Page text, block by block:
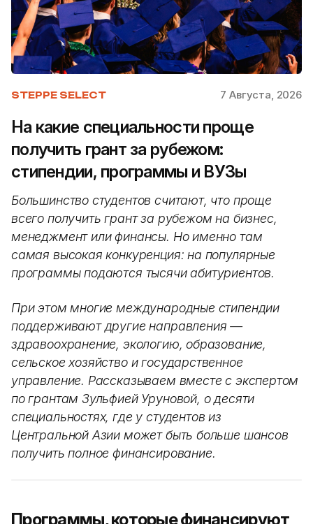
STEPPE SELECT 7 Августа, 2026
На какие специальности проще
получить грант за рубежом:
стипендии, программы и ВУЗы
Большинство студентов считают, что проще
всего получить грант за рубежом на бизнес,
менеджмент или финансы. Но именно там
самая высокая конкуренция: на популярные
программы подаются тысячи абитуриентов.
При этом многие международные стипендии
поддерживают другие направления —
здравоохранение, экологию, образование,
сельское хозяйство и государственное
управление. Рассказываем вместе с экспертом
по грантам Зульфией Уруновой, о десяти
специальностях, где у студентов из
Центральной Азии может быть больше шансов
получить полное финансирование.
Программы, которые финансируют